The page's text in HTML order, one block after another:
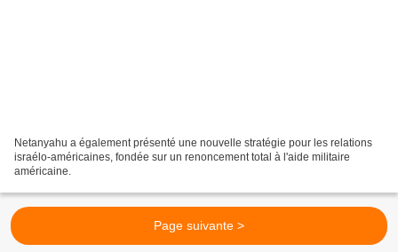
Netanyahu a également présenté une nouvelle stratégie pour les relations
israélo-américaines, fondée sur un renoncement total à l'aide militaire
américaine.
Page suivante >